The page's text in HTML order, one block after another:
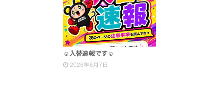
☺入替速報です☺
2026年8月7日